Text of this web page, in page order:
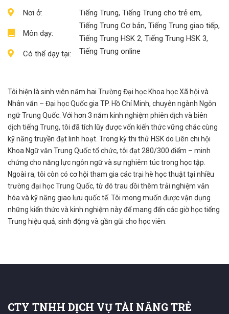
Nơi ở:
Môn dạy:
Có thể dạy tại:
Tiếng Trung, Tiếng Trung cho trẻ em,
Tiếng Trung Cơ bản, Tiếng Trung giao tiếp,
Tiếng Trung HSK 2, Tiếng Trung HSK 3,
Tiếng Trung online
Tôi hiện là sinh viên năm hai Trường Đại học Khoa học Xã hội và
Nhân văn – Đại học Quốc gia TP. Hồ Chí Minh, chuyên ngành Ngôn
ngữ Trung Quốc. Với hơn 3 năm kinh nghiệm phiên dịch và biên
dịch tiếng Trung, tôi đã tích lũy được vốn kiến thức vững chắc cùng
kỹ năng truyền đạt linh hoạt. Trong kỳ thi thử HSK do Liên chi hội
Khoa Ngữ văn Trung Quốc tổ chức, tôi đạt 280/300 điểm – minh
chứng cho năng lực ngôn ngữ và sự nghiêm túc trong học tập.
Ngoài ra, tôi còn có cơ hội tham gia các trại hè học thuật tại nhiều
trường đại học Trung Quốc, từ đó trau dồi thêm trải nghiệm văn
hóa và kỹ năng giao lưu quốc tế. Tôi mong muốn được vận dụng
những kiến thức và kinh nghiệm này để mang đến các giờ học tiếng
Trung hiệu quả, sinh động và gần gũi cho học viên.
CTY TNHH DỊCH VỤ TÀI NĂNG TRẺ